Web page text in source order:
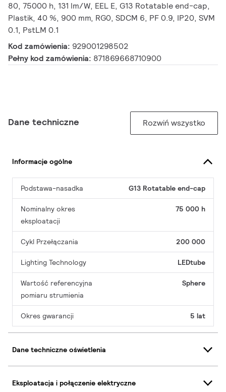
80, 75000 h, 131 lm/W, EEL E, G13 Rotatable end-cap,
Plastik, 40 %, 900 mm, RG0, SDCM 6, PF 0.9, IP20, SVM
0.1, PstLM 0.1
Kod zamówienia: 929001298502
Pełny kod zamówienia: 871869668710900
Dane techniczne Rozwiń wszystko
Informacje ogólne
Podstawa-nasadka G13 Rotatable end-cap
Nominalny okres
eksploatacji
75 000 h
Cykl Przełączania 200 000
Lighting Technology LEDtube
Wartość referencyjna
pomiaru strumienia
Sphere
Okres gwarancji 5 lat
Dane techniczne oświetlenia
Eksploatacja i połączenie elektryczne